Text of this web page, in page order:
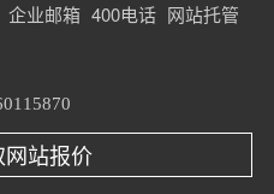
企业邮箱 400电话 网站托管
网站报价